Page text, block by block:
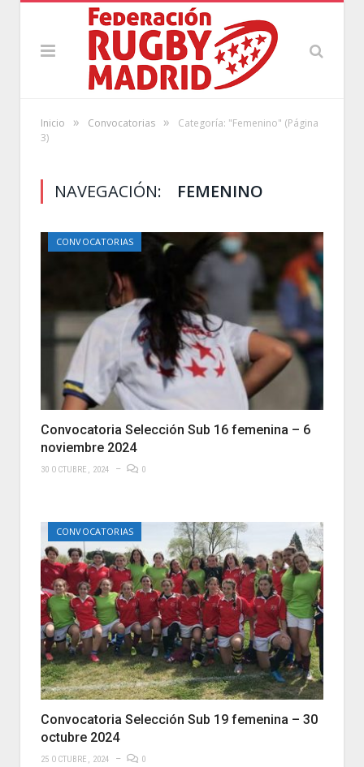
Inicio » Convocatorias » Categoría: "Femenino" (Página
3)
NAVEGACIÓN: FEMENINO
CONVOCATORIAS
Convocatoria Selección Sub 16 femenina – 6
noviembre 2024
30 OCTUBRE, 2024 0
CONVOCATORIAS
Convocatoria Selección Sub 19 femenina – 30
octubre 2024
25 OCTUBRE, 2024 0